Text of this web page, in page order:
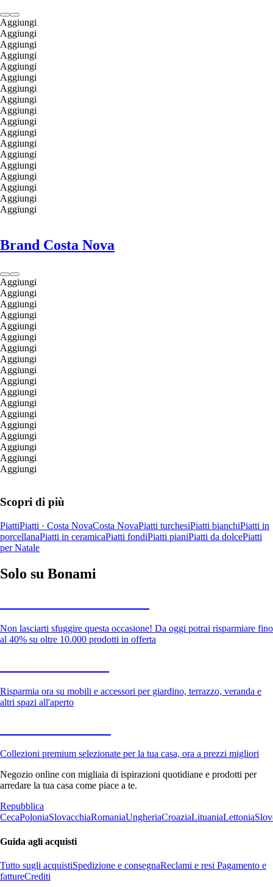
Aggiungi
Aggiungi
Aggiungi
Aggiungi
Aggiungi
Aggiungi
Aggiungi
Aggiungi
Aggiungi
Aggiungi
Aggiungi
Aggiungi
Aggiungi
Aggiungi
Aggiungi
Aggiungi
Aggiungi
Aggiungi
Brand Costa Nova
Aggiungi
Aggiungi
Aggiungi
Aggiungi
Aggiungi
Aggiungi
Aggiungi
Aggiungi
Aggiungi
Aggiungi
Aggiungi
Aggiungi
Aggiungi
Aggiungi
Aggiungi
Aggiungi
Aggiungi
Aggiungi
Scopri di più
PiattiPiatti · Costa NovaCosta NovaPiatti turchesiPiatti bianchiPiatti in
porcellanaPiatti in ceramicaPiatti fondiPiatti pianiPiatti da dolcePiatti
per Natale
Solo su Bonami
Non lasciarti sfuggire questa occasione! Da oggi potrai risparmiare fino
al 40% su oltre 10.000 prodotti in offerta
Risparmia ora su mobili e accessori per giardino, terrazzo, veranda e
altri spazi all'aperto
Collezioni premium selezionate per la tua casa, ora a prezzi migliori
Negozio online con migliaia di ispirazioni quotidiane e prodotti per
arredare la tua casa come piace a te.
Repubblica
CecaPoloniaSlovacchiaRomaniaUngheriaCroaziaLituaniaLettonia
Guida agli acquisti
Tutto sugli acquistiSpedizione e consegnaReclami e resi Pagamento e
fattureCrediti